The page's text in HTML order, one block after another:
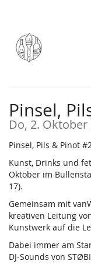
Inhalt
springen
Pinsel,
Do, 2. Oktober
Pinsel, Pils & Pinot
Kunst, Drinks und
Oktober im
17).
Gemeinsam mit
kreativen Leitung
Kunstwerk auf die
Dabei immer am
DJ-Sounds von